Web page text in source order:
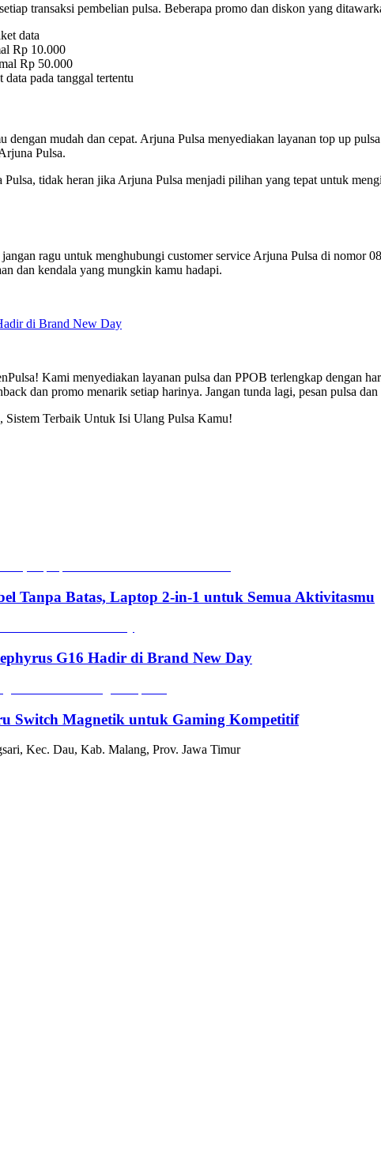
transaksi pembelian pulsa. Beberapa promo dan diskon yang
data
Rp 10.000
Rp 50.000
pada tanggal tertentu
mudah dan cepat. Arjuna Pulsa menyediakan layanan top up
Pulsa.
tidak heran jika Arjuna Pulsa menjadi pilihan yang tepat untuk
ragu untuk menghubungi customer service Arjuna Pulsa di nomor
dan kendala yang mungkin kamu hadapi.
di Brand New Day
Kami menyediakan layanan pulsa dan PPOB terlengkap dengan
dan promo menarik setiap harinya. Jangan tunda lagi, pesan pulsa
Sistem Terbaik Untuk Isi Ulang Pulsa Kamu!
Tanpa Batas, Laptop 2-in-1 untuk Semua Aktivitasmu
G16 Hadir di Brand New Day
Switch Magnetik untuk Gaming Kompetitif
Kec. Dau, Kab. Malang, Prov. Jawa Timur